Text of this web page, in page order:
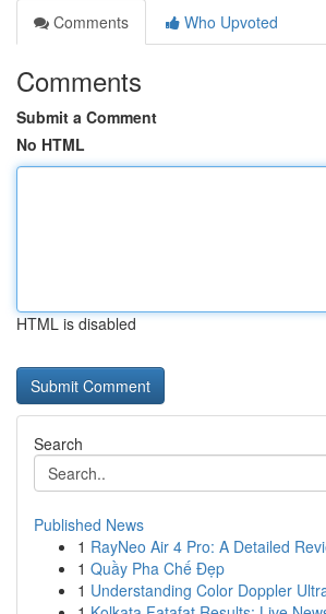
Comments
Who Upvoted
Comments
Submit a Comment
No HTML
HTML is disabled
Search
Published News
1 RayNeo Air 4 Pro: A Detailed
1 Quầy Pha Chế Đẹp
1 Understanding Color Doppler